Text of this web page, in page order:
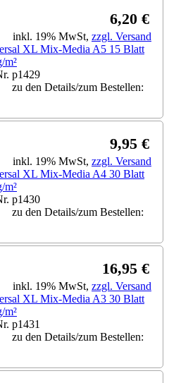
6,20 €
inkl. 19% MwSt, zzgl. Versand
XL Mix-Media A5 15 Blatt
m²
p1429
zu den Details/zum Bestellen:
9,95 €
inkl. 19% MwSt, zzgl. Versand
XL Mix-Media A4 30 Blatt
m²
p1430
zu den Details/zum Bestellen:
16,95 €
inkl. 19% MwSt, zzgl. Versand
XL Mix-Media A3 30 Blatt
m²
p1431
zu den Details/zum Bestellen: